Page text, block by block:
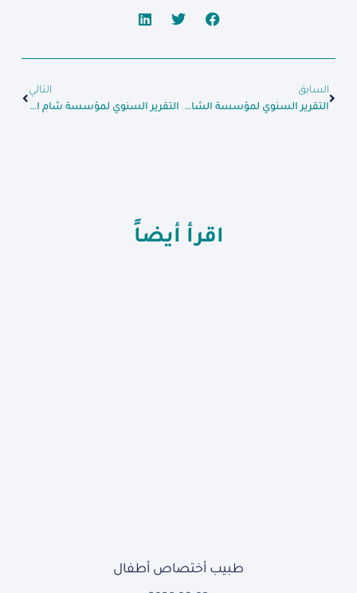
السابق
التقرير السنوي لمؤسسة الشام الإنسانية لعام 2022
التالي
التقرير السنوي لمؤسسة شام الإنسانية لعام 2024
اقرأ أيضاً
طبيب أختصاص أطفال